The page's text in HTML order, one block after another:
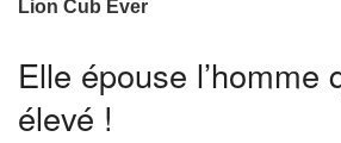
Elle épouse l’homme
élevé !